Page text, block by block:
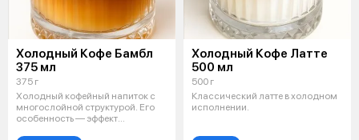
Холодный Кофе Бамбл
375 мл
375 г
Холодный кофейный напиток с
многослойной структурой. Его
особенность — эффект
Холодный Кофе Латте
500 мл
500 г
Классический латте в холодном
исполнении.